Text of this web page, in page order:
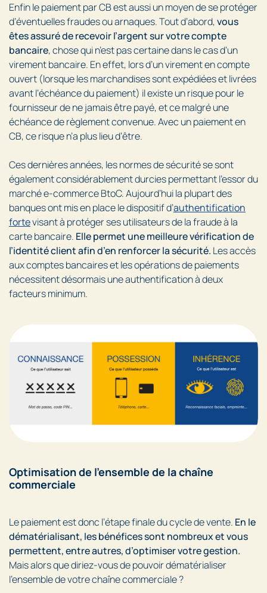
Enfin le paiement par CB est aussi un moyen de se protéger
d’éventuelles fraudes ou arnaques. Tout d’abord,vous
êtes assuré de recevoir l’argent sur votre compte
bancaire, chose qui n’est pas certaine dans le cas d’un
virement bancaire. En effet, lors d’un virement en compte
ouvert (lorsque les marchandises sont expédiées et livrées
avant l’échéance du paiement) il existe un risque pour le
fournisseur de ne jamais être payé, et ce malgré une
échéance de règlement convenue. Avec un paiement en
CB, ce risque n’a plus lieu d’être.
Ces dernières années, les normes de sécurité se sont
également considérablement durcies permettant l’essor du
marché e-commerce BtoC. Aujourd’hui la plupart des
banques ont mis en place le dispositif d’authentification
fortevisant à protéger ses utilisateurs de la fraude à la
carte bancaire. Elle permet une meilleure vérification de
l’identité client afin d’en renforcer la sécurité. Les accès
aux comptes bancaires et les opérations de paiements
nécessitent désormais une authentification à deux
facteurs minimum.
Optimisation de l’ensemble de la chaîne
commerciale
Le paiement est donc l’étape finale du cycle de vente. En le
dématérialisant, les bénéfices sont nombreux et vous
permettent, entre autres, d’optimiser votre gestion.
Mais alors que diriez-vous de pouvoir dématérialiser
l’ensemble de votre chaîne commerciale ?